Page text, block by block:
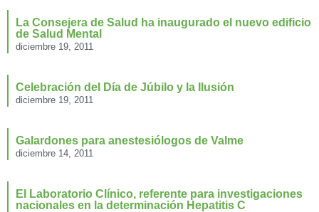
La Consejera de Salud ha inaugurado el nuevo edificio
de Salud Mental
diciembre 19, 2011
Celebración del Día de Júbilo y la Ilusión
diciembre 19, 2011
Galardones para anestesiólogos de Valme
diciembre 14, 2011
El Laboratorio Clínico, referente para investigaciones
nacionales en la determinación Hepatitis C